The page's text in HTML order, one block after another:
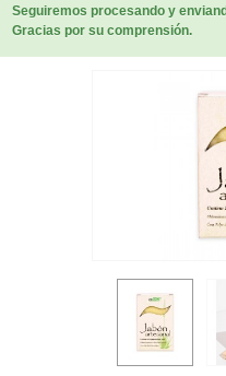
Seguiremos procesando y
Gracias por su comprensión.